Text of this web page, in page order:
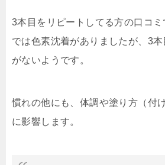
3本目をリピートしてる方の口コミ
では色素沈着がありましたが、3
がないようです。
慣れの他にも、体調や塗り方（付
に影響します。